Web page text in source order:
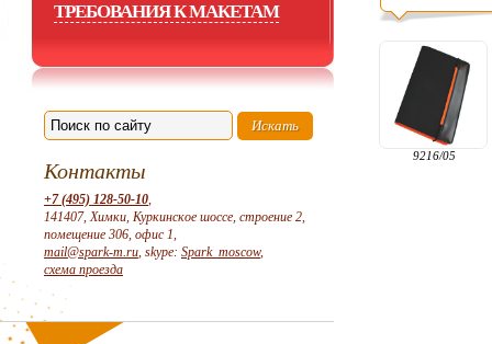
ТРЕБОВАНИЯ К МАКЕТАМ
Контакты
+7 (495) 128-50-10,
141407, Химки, Куркинское шоссе, строение 2,
помещение 306, офис 1,
mail@spark-m.ru, skype: Spark_moscow,
схема проезда
9216/05